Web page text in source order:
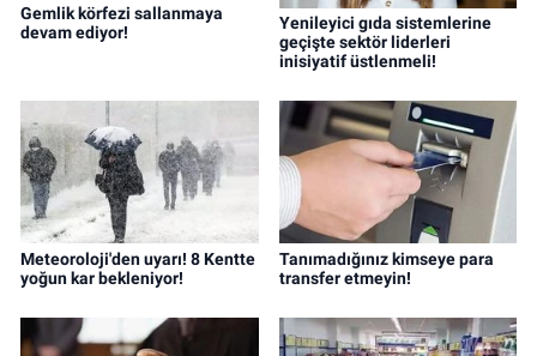
Gemlik körfezi sallanmaya
devam ediyor!
Yenileyici gıda sistemlerine
geçişte sektör liderleri
inisiyatif üstlenmeli!
Meteoroloji'den uyarı! 8 Kentte
yoğun kar bekleniyor!
Tanımadığınız kimseye para
transfer etmeyin!